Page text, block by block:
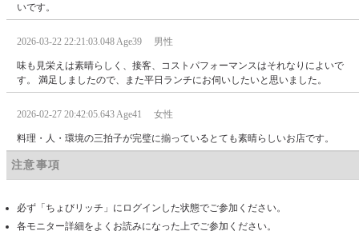
いです。
2026-03-22 22:21:03.048 Age39 男性
味も見栄えは素晴らしく、接客、コストパフォーマンスはそれなりによいで
す。 満足しましたので、また平日ランチにお伺いしたいと思いました。
2026-02-27 20:42:05.643 Age41 女性
料理・人・環境の三拍子が完璧に揃っているとても素晴らしいお店です。
注意事項
必ず「ちょびリッチ」にログインした状態でご参加ください。
各モニター詳細をよくお読みになった上でご参加ください。